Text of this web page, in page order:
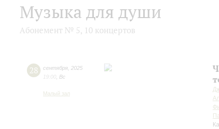
Музыка для души
Абонемент № 5, 10 концертов
28 сентября 2025
19:00 Вс
Малый зал